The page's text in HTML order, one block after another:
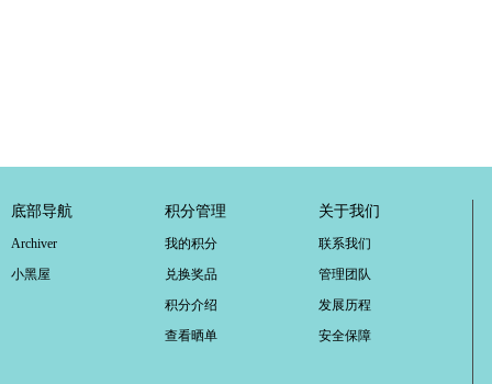
底部导航
Archiver
小黑屋
积分管理
我的积分
兑换奖品
积分介绍
查看晒单
关于我们
联系我们
管理团队
发展历程
安全保障